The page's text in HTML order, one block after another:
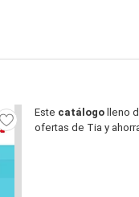
Este catálogo lleno
ofertas de Tia y